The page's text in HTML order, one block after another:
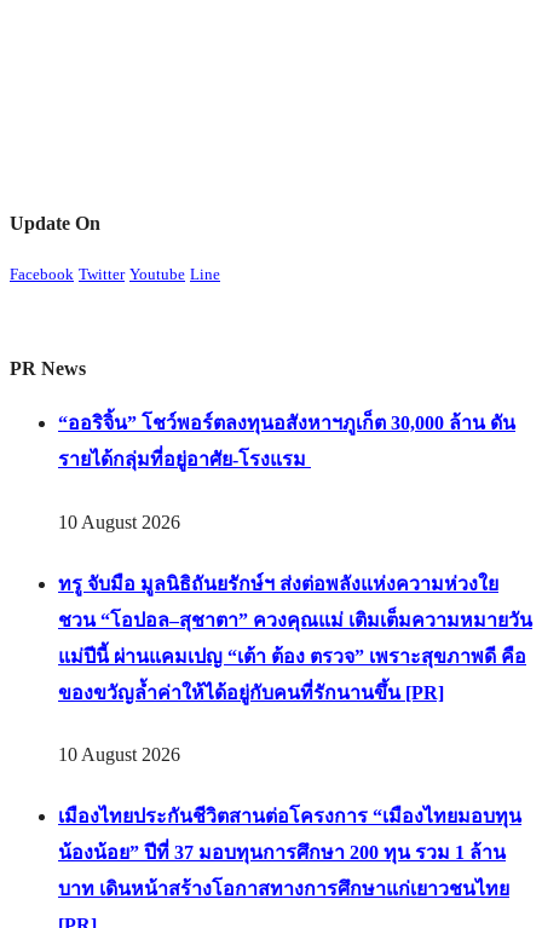
Update On
Facebook Twitter Youtube Line
PR News
“ออริจิ้น” โชว์พอร์ตลงทุนอสังหาฯภูเก็ต 30,000 ล้าน ดัน
รายได้กลุ่มที่อยู่อาศัย-โรงแรม
10 August 2026
ทรู จับมือ มูลนิธิถันยรักษ์ฯ ส่งต่อพลังแห่งความห่วงใย
ชวน “โอปอล–สุชาตา” ควงคุณแม่ เติมเต็มความหมายวัน
แม่ปีนี้ ผ่านแคมเปญ “เต้า ต้อง ตรวจ” เพราะสุขภาพดี คือ
ของขวัญล้ำค่าให้ได้อยู่กับคนที่รักนานขึ้น [PR]
10 August 2026
เมืองไทยประกันชีวิตสานต่อโครงการ “เมืองไทยมอบทุน
น้องน้อย” ปีที่ 37 มอบทุนการศึกษา 200 ทุน รวม 1 ล้าน
บาท เดินหน้าสร้างโอกาสทางการศึกษาแก่เยาวชนไทย